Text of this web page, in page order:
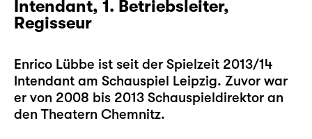
Intendant, 1. Betriebsleiter,
Regisseur
Enrico Lübbe ist seit der Spielzeit 2013/14
Intendant am Schauspiel Leipzig. Zuvor war
er von 2008 bis 2013 Schauspieldirektor an
den Theatern Chemnitz.